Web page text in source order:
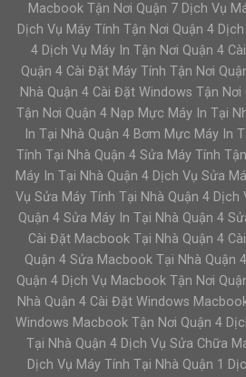
Macbook Tận Nơi Quận 7 Dịch Vụ
Dịch Vụ Máy Tính Tận Nơi Quận 4
4 Dịch Vụ Máy In Tận Nơi Quận 4
Quận 4 Cài Đặt Máy Tính Tận Nơi
Nhà Quận 4 Cài Đặt Windows Tận
Tận Nơi Quận 4 Nạp Mực Máy In Tại
In Tại Nhà Quận 4 Bơm Mực Máy In
Tính Tại Nhà Quận 4 Sửa Máy Tính
Máy In Tại Nhà Quận 4 Dịch Vụ Sửa
Vụ Sửa Máy Tính Tại Nhà Quận 4 Dịch
Quận 4 Sửa Máy In Tại Nhà Quận 4
Cài Đặt Macbook Tại Nhà Quận 4
Quận 4 Sửa Macbook Tại Nhà Quận
Quận 4 Dịch Vụ Macbook Tận Nơi
Nhà Quận 4 Cài Đặt Windows
Windows Macbook Tận Nơi Quận 4
Tại Nhà Quận 4 Dịch Vụ Sửa Chữa
Dịch Vụ Máy Tính Tại Nhà Quận 1